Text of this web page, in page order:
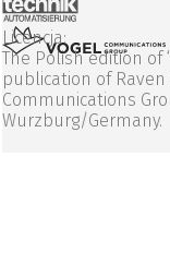
Licencja:
The Polish edition of
publication of Raven
Communications
Wurzburg/Germany.